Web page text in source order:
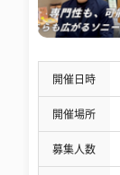
開催日時
開催場所
募集人数